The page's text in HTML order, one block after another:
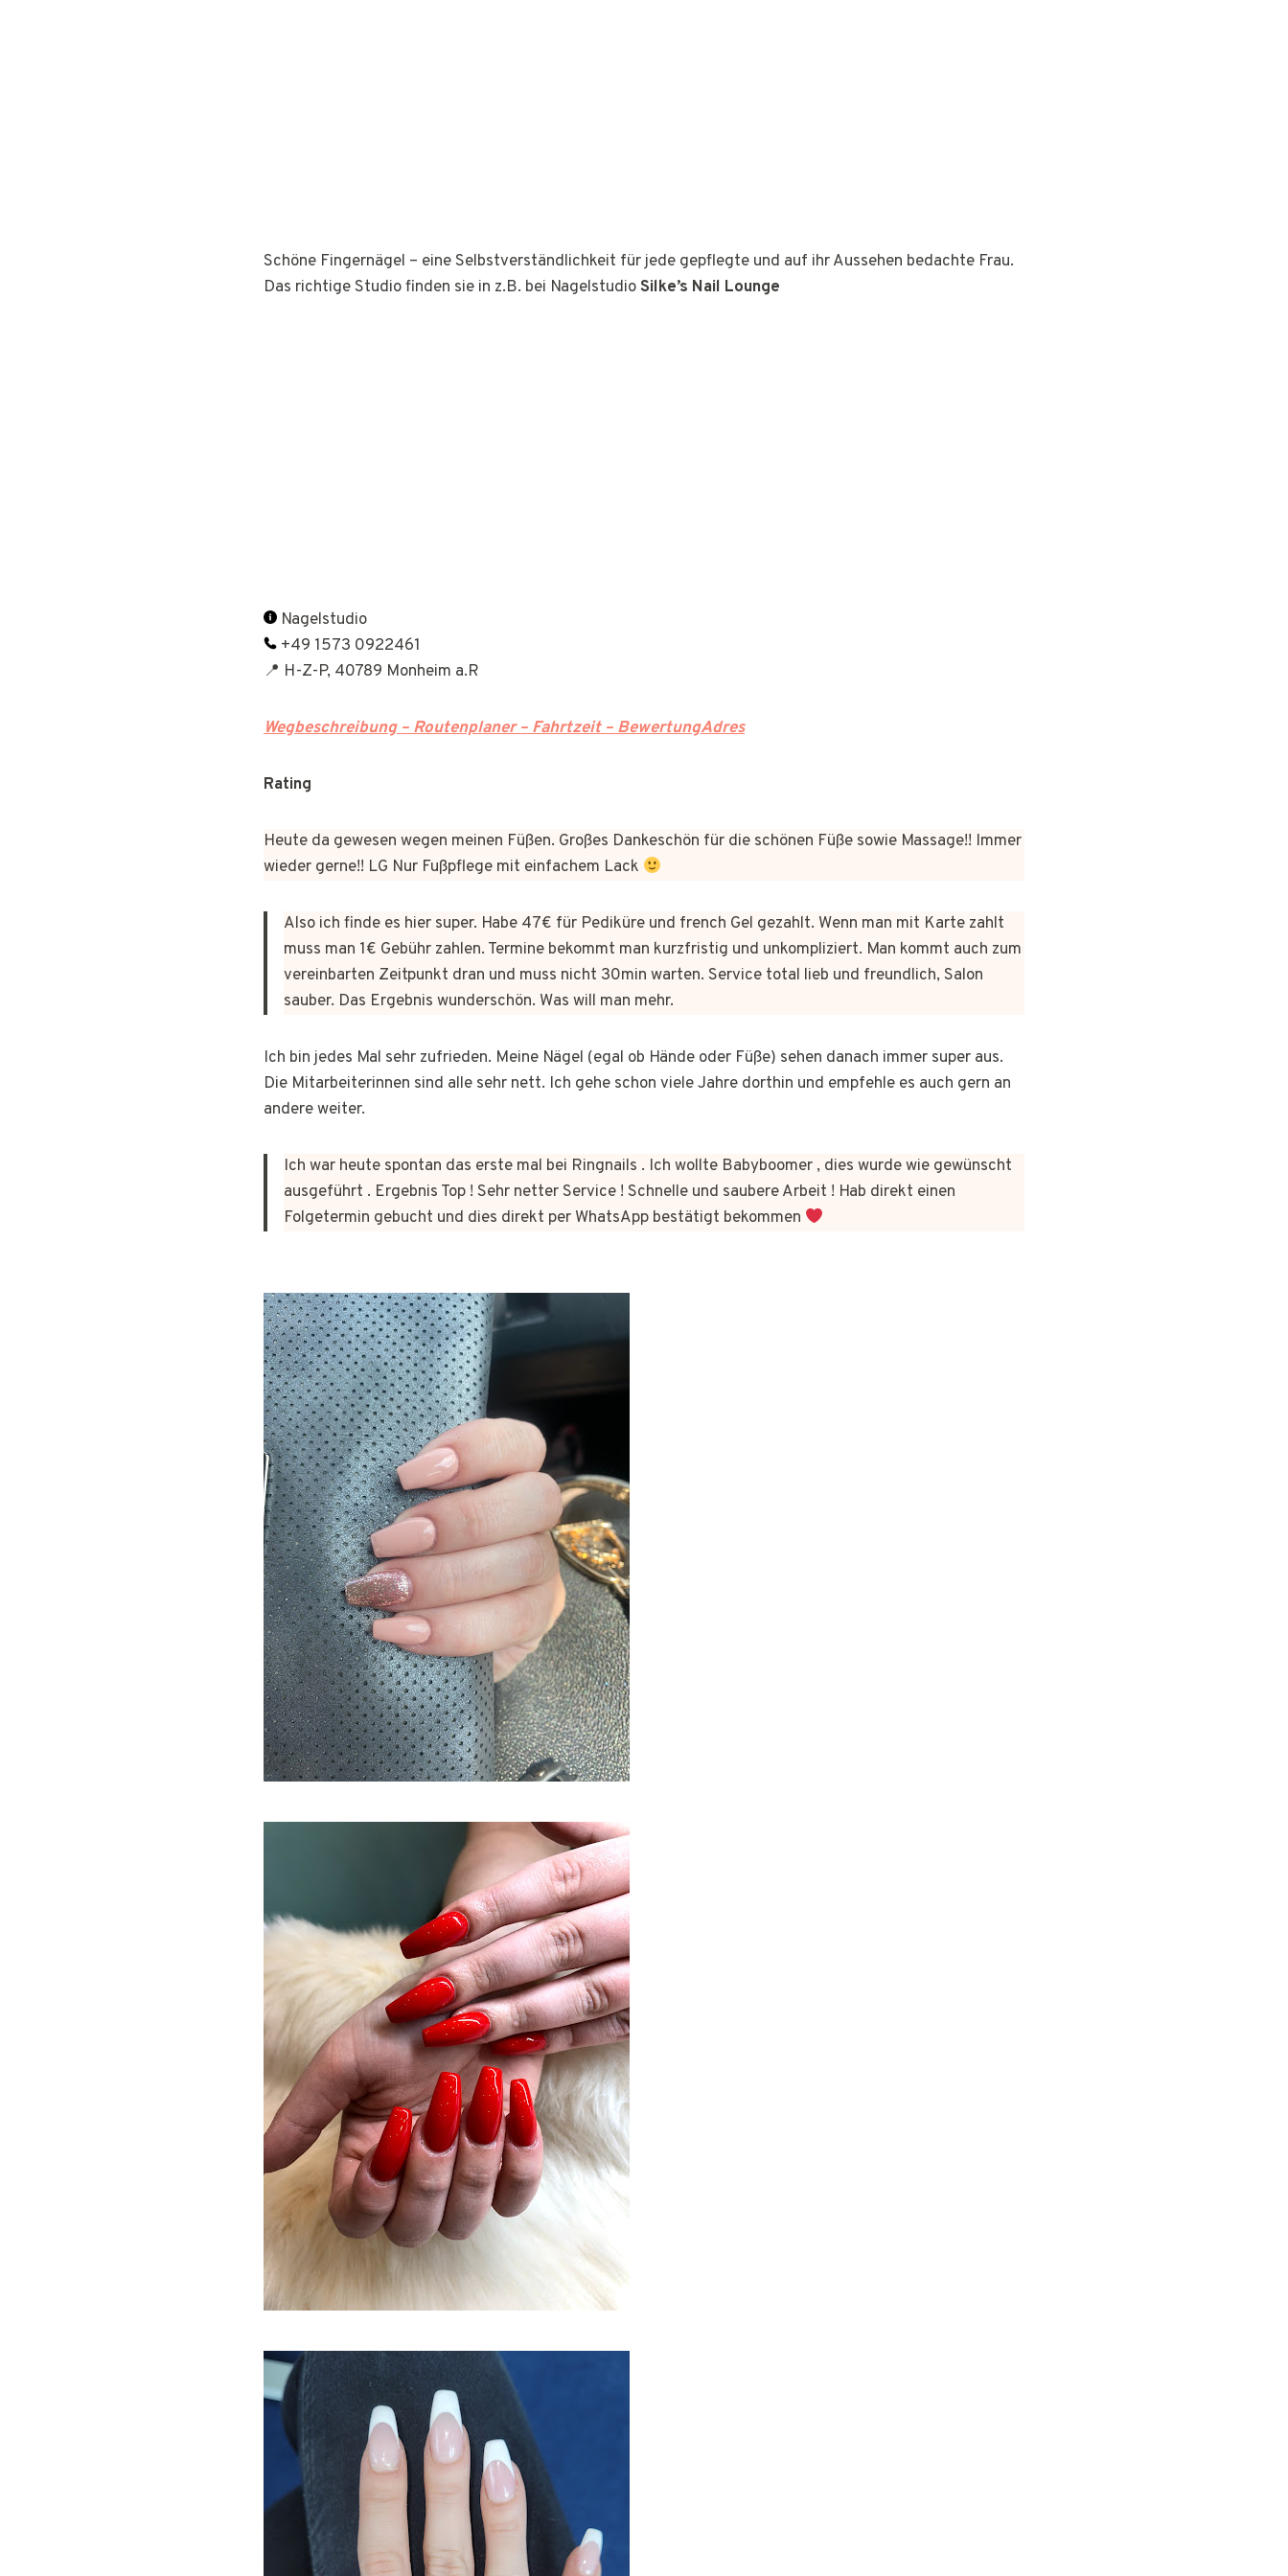
Schöne Fingernägel – eine Selbstverständlichkeit für jede gepflegte und auf ihr Aussehen bedachte Frau.
Das richtige Studio finden sie in z.B. bei NagelstudioSilke’s Nail Lounge
Nagelstudio
+49 1573 0922461
📍 H-Z-P, 40789 Monheim a.R
Wegbeschreibung – Routenplaner – Fahrtzeit – BewertungAdres
Rating
Heute da gewesen wegen meinen Füßen. Großes Dankeschön für die schönen Füße sowie Massage!! Immer
wieder gerne!! LG Nur Fußpflege mit einfachem Lack
Also ich finde es hier super. Habe 47€ für Pediküre und french Gel gezahlt. Wenn man mit Karte zahlt
muss man 1€ Gebühr zahlen. Termine bekommt man kurzfristig und unkompliziert. Man kommt auch zum
vereinbarten Zeitpunkt dran und muss nicht 30min warten. Service total lieb und freundlich, Salon
sauber. Das Ergebnis wunderschön. Was will man mehr.
Ich bin jedes Mal sehr zufrieden. Meine Nägel (egal ob Hände oder Füße) sehen danach immer super aus.
Die Mitarbeiterinnen sind alle sehr nett. Ich gehe schon viele Jahre dorthin und empfehle es auch gern an
andere weiter.
Ich war heute spontan das erste mal bei Ringnails . Ich wollte Babyboomer , dies wurde wie gewünscht
ausgeführt . Ergebnis Top ! Sehr netter Service ! Schnelle und saubere Arbeit ! Hab direkt einen
Folgetermin gebucht und dies direkt per WhatsApp bestätigt bekommen